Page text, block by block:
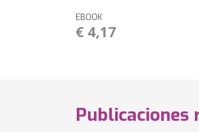
EBOOK
€ 4,17
Publicaciones